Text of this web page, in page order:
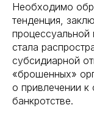
Необходимо
тенденция,
стала
субсидиарной
«брошенных»
о привлечении к
банкротстве.